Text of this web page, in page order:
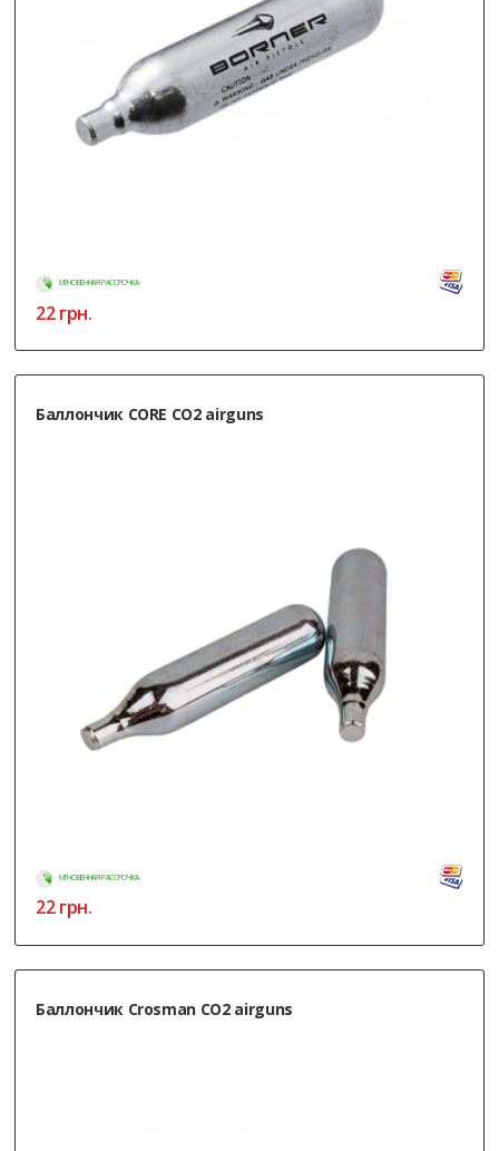
МГНОВЕННАЯ РАССРОЧКА
22грн.
Баллончик CORE CO2 airguns
МГНОВЕННАЯ РАССРОЧКА
22грн.
Баллончик Crosman CO2 airguns